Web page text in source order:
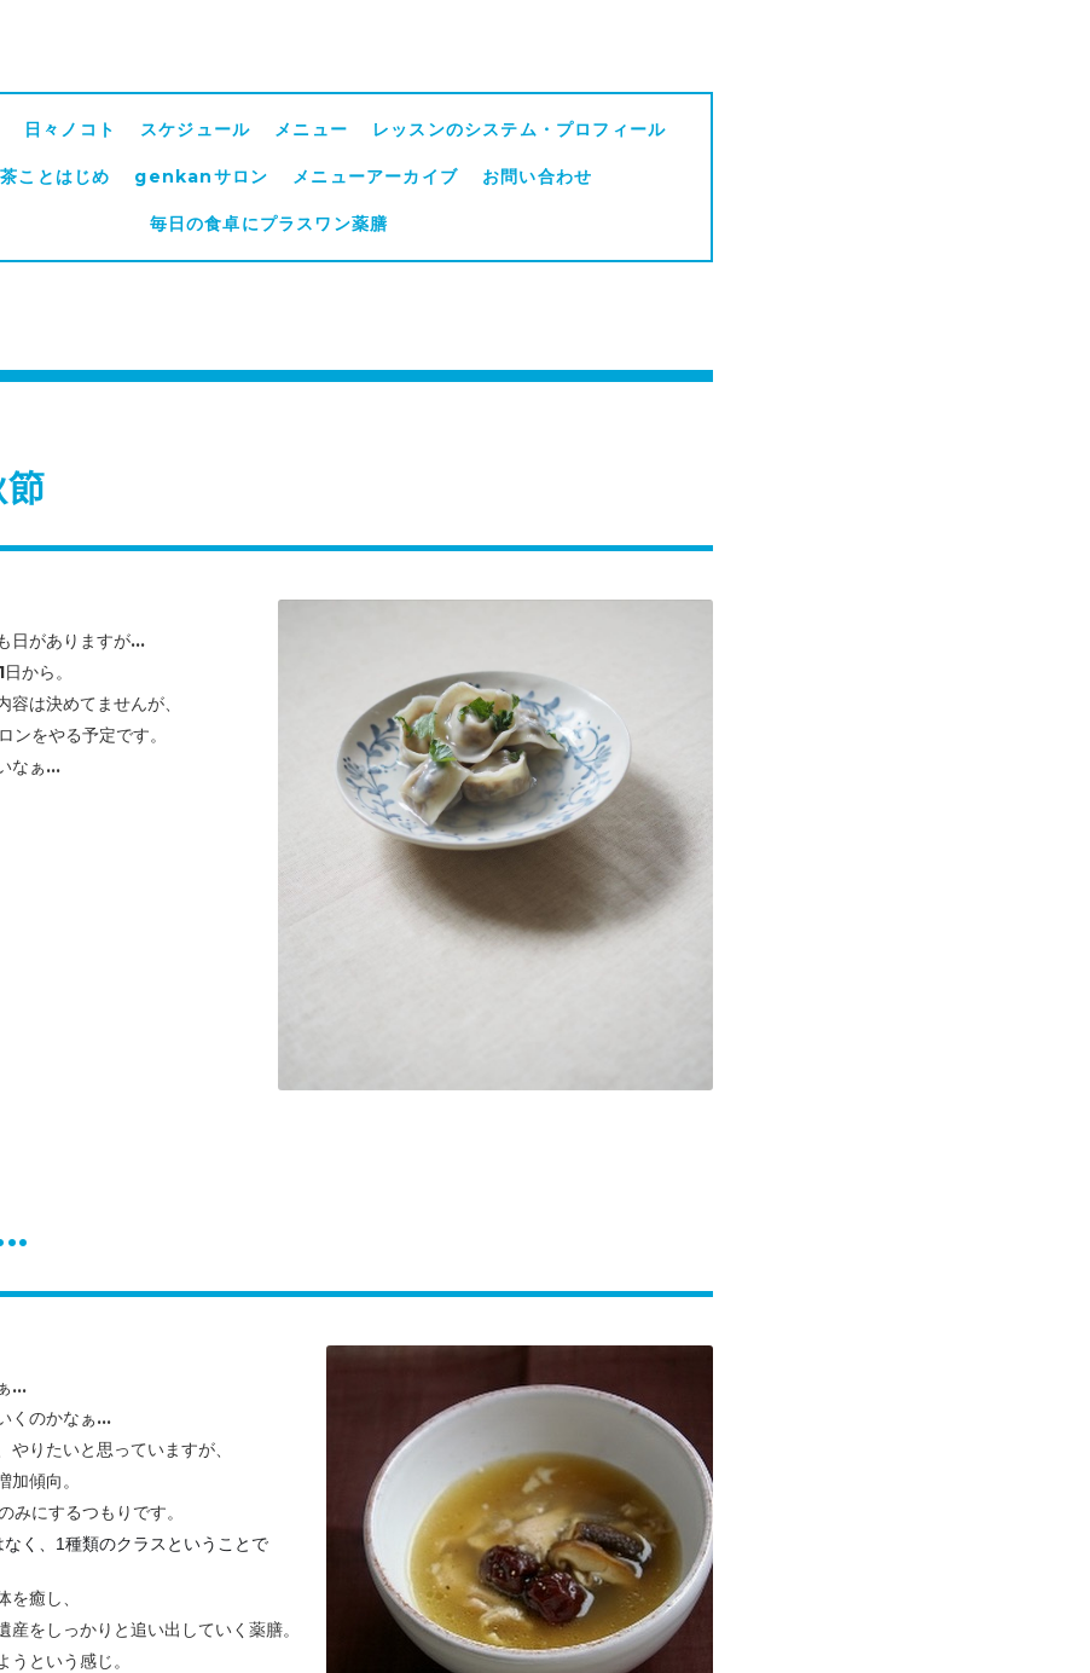
日々ノコト スケジュール メニュー レッスンのシステム・プロフィール
ことはじめ genkanサロン メニューアーカイブ お問い合わせ
毎日の食卓にプラスワン薬膳
日がありますが...
から。
容は決めてませんが、
をやる予定です。
なぁ...
...
くのかなぁ...
やりたいと思っていますが、
加傾向。
みにするつもりです。
なく、1種類のクラスということで
癒し、
産をしっかりと追い出していく薬膳。
うという感じ。